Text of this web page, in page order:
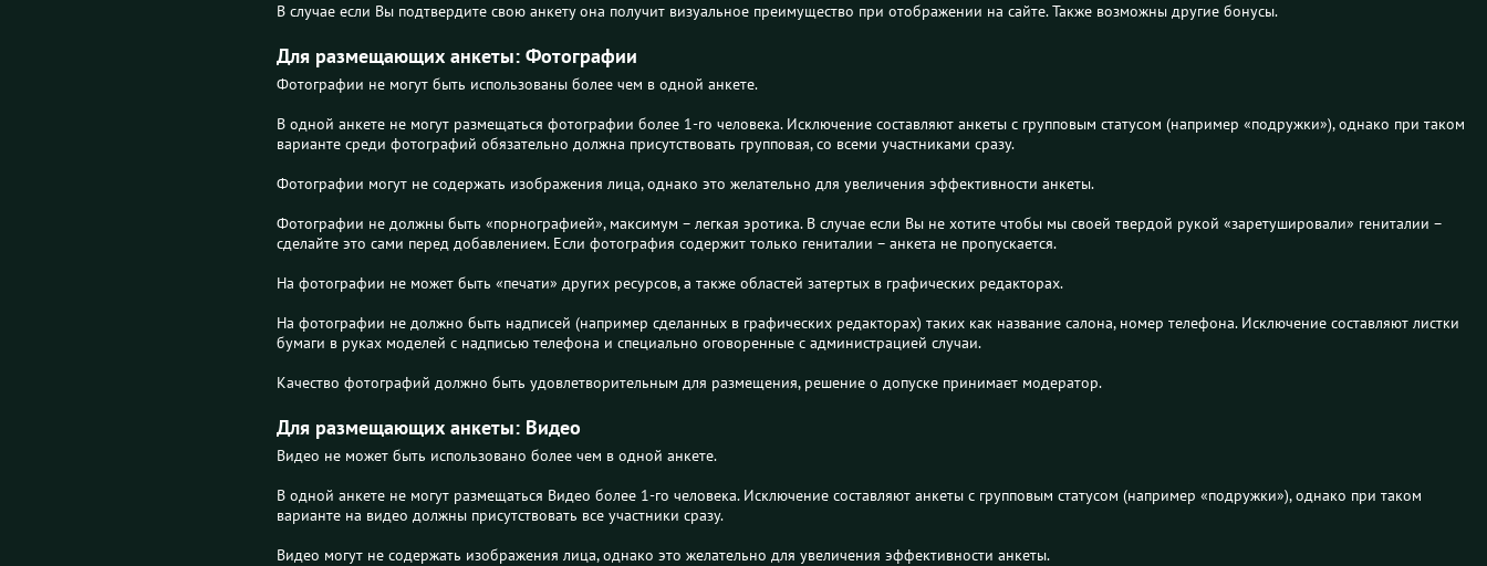
В случае если Вы подтвердите свою анкету она получит визуальное преимущество при отображении на сайте. Также возможны другие бонусы.
Для размещающих анкеты: Фотографии
Фотографии не могут быть использованы более чем в одной анкете.
В одной анкете не могут размещаться фотографии более 1-го человека. Исключение составляют анкеты с групповым статусом (например «подружки»), однако при таком
варианте среди фотографий обязательно должна присутствовать групповая, со всеми участниками сразу.
Фотографии могут не содержать изображения лица, однако это желательно для увеличения эффективности анкеты.
Фотографии не должны быть «порнографией», максимум – легкая эротика. В случае если Вы не хотите чтобы мы своей твердой рукой «заретушировали» гениталии –
сделайте это сами перед добавлением. Если фотография содержит только гениталии – анкета не пропускается.
На фотографии не может быть «печати» других ресурсов, а также областей затертых в графических редакторах.
На фотографии не должно быть надписей (например сделанных в графических редакторах) таких как название салона, номер телефона. Исключение составляют листки
бумаги в руках моделей с надписью телефона и специально оговоренные с администрацией случаи.
Качество фотографий должно быть удовлетворительным для размещения, решение о допуске принимает модератор.
Для размещающих анкеты: Видео
Видео не может быть использовано более чем в одной анкете.
В одной анкете не могут размещаться Видео более 1-го человека. Исключение составляют анкеты с групповым статусом (например «подружки»), однако при таком
варианте на видео должны присутствовать все участники сразу.
Видео могут не содержать изображения лица, однако это желательно для увеличения эффективности анкеты.